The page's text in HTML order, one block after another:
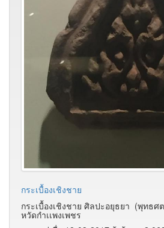
กระเบื้องเชิงชาย
กระเบื้องเชิงชาย ศิลปะอยุธยา (พุทธศ
หวัดกำเเพงเพชร